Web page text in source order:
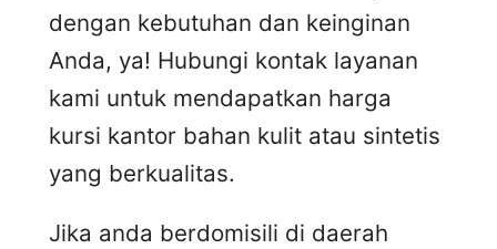
dengan kebutuhan dan keinginan
Anda, ya! Hubungi kontak layanan
kami untuk mendapatkan harga
kursi kantor bahan kulit atau sintetis
yang berkualitas.
Jika anda berdomisili di daerah